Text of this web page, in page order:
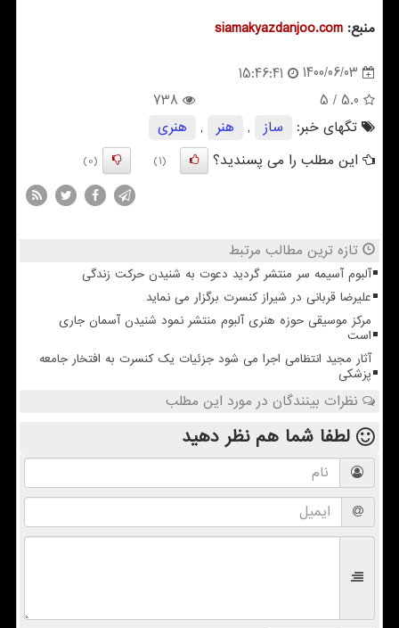
منبع: siamakyazdanjoo.com
1400/06/03
15:46:41
5.0
/ 5
738
تگهای خبر:
ساز , هنر ,
هنری
این مطلب را می پسندید؟
(1)
(0)
تازه ترین مطالب مرتبط
آلبوم آسیمه سر منتشر گردید دعوت به شنیدن حرکت زندگی
علیرضا قربانی در شیراز کنسرت برگزار می نماید
مرکز موسیقی حوزه هنری آلبوم منتشر نمود شنیدن آسمان جاری
است
آثار مجید انتظامی اجرا می شود جزئیات یک کنسرت به افتخار جامعه
پزشکی
نظرات بینندگان در مورد این مطلب
لطفا شما همنظر دهید